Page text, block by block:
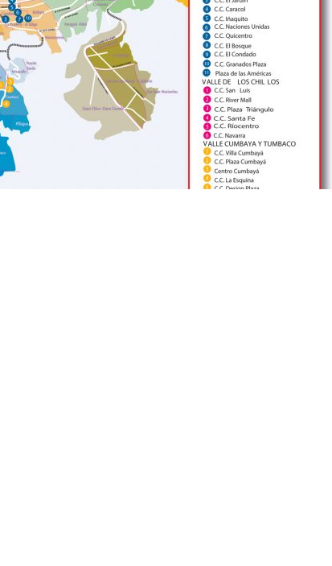
SAINT-GOBAIN IMPTEK – XI CONVENCIÓN
INTERNACIONAL